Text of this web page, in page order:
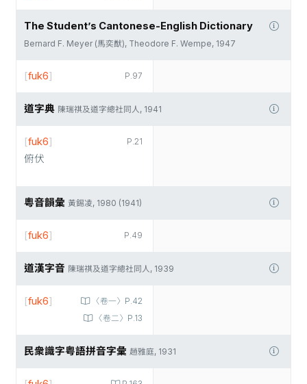
The Student’s Cantonese-English Dictionary
Bernard F. Meyer (馬奕猷), Theodore F. Wempe, 1947
P.97
[fuk6]
道字典 陳瑞祺及道字總社同人, 1941
P.21
[fuk6]
俯伏
粵音韻彙 黃錫凌, 1980 (1941)
P.49
[fuk6]
道漢字音 陳瑞祺及道字總社同人, 1939
〈卷一〉P.42
〈卷二〉P.13
[fuk6]
民衆識字粤語拼音字彙 趙雅庭, 1931